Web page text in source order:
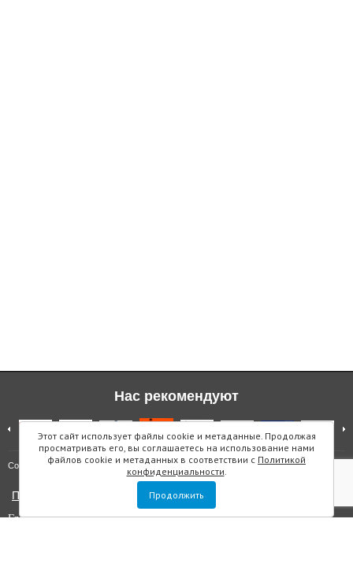
Этот сайт использует файлы cookie и метаданные. Продолжая
просматривать его, вы соглашаетесь на использование нами
файлов cookie и метаданных в соответствии с Политикой
конфиденциальности.
Продолжить
Нас рекомендуют
Copyright © "Инмарин" Карта сайта
Политика конфиденциальности
Главный редактор Маслова Е.О.